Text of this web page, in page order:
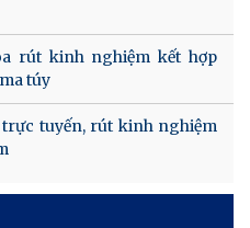
rút kinh nghiệm kết hợp
túy
tuyến, rút kinh nghiệm